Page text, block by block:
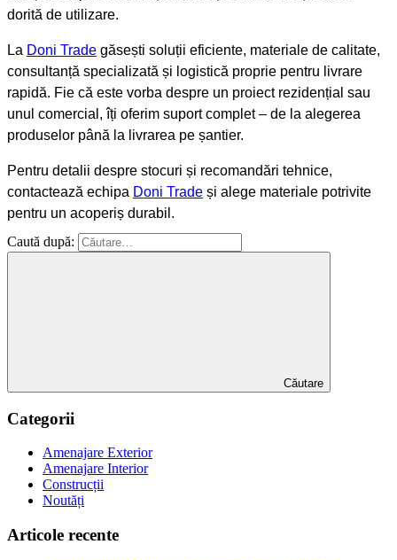
dorită de utilizare.
La Doni Trade găsești soluții eficiente, materiale de calitate,
consultanță specializată și logistică proprie pentru livrare
rapidă. Fie că este vorba despre un proiect rezidențial sau
unul comercial, îți oferim suport complet – de la alegerea
produselor până la livrarea pe șantier.
Pentru detalii despre stocuri și recomandări tehnice,
contactează echipa Doni Trade și alege materiale potrivite
pentru un acoperiș durabil.
acoperisconstrucțiidoni
trademateriale
Caută după:
Căutare
Categorii
Amenajare Exterior
Amenajare Interior
Construcții
Noutăți
Articole recente